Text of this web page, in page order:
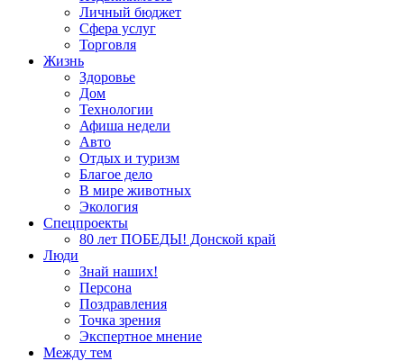
Личный бюджет
Сфера услуг
Торговля
Жизнь
Здоровье
Дом
Технологии
Афиша недели
Авто
Отдых и туризм
Благое дело
В мире животных
Экология
Спецпроекты
80 лет ПОБЕДЫ! Донской край
Люди
Знай наших!
Персона
Поздравления
Точка зрения
Экспертное мнение
Между тем